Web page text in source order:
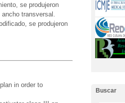
Buscar
se produjeron
transversal.
se produjeron
in order to